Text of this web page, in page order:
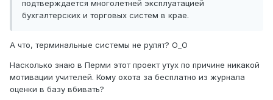
подтверждается многолетней эксплуатацией
бухгалтерских и торговых систем в крае.
А что, терминальные системы не рулят? О_О
Насколько знаю в Перми этот проект утух по причине никакой
мотивации учителей. Кому охота за бесплатно из журнала
оценки в базу вбивать?